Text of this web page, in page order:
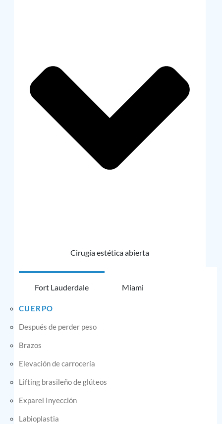
Cirugía estética abierta
Fort Lauderdale Miami
CUERPO
Después de perder peso
Brazos
Elevación de carrocería
Lifting brasileño de glúteos
Exparel Inyección
Labioplastia